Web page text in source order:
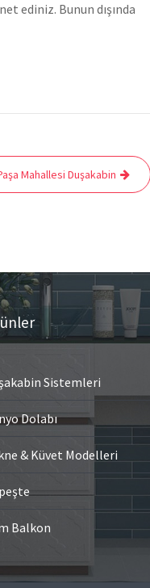
ediniz. Bunun dışında
Mahallesi Duşakabin
Sistemleri
Dolabı
& Küvet Modelleri
Balkon